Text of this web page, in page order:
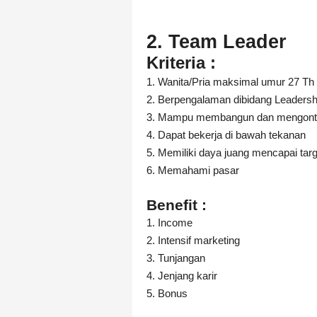
2. Team Leader
Kriteria :
1. Wanita/Pria maksimal umur 27 Th
2. Berpengalaman dibidang
3. Mampu membangun dan
4. Dapat bekerja di bawah tekanan
5. Memiliki daya juang mencapai
6. Memahami pasar
Benefit :
1. Income
2. Intensif marketing
3. Tunjangan
4. Jenjang karir
5. Bonus